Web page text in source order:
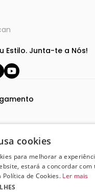
Estilo. Junta-te a Nós!
cookies
para melhorar a
estará a concordar com
Política de Cookies. Ler mais